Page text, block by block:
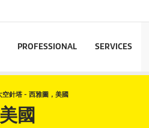
PROFESSIONAL SERVICES
空針塔 - 西雅圖，美國
國